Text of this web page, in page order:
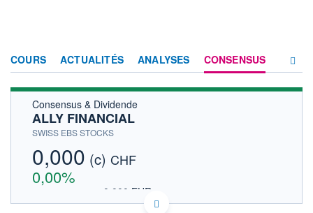
COURS ACTUALITÉS ANALYSES CONSENSUS
Consensus & Dividende
ALLY FINANCIAL
SWISS EBS STOCKS
0,000 (c) CHF
0,00%
0,000 EUR